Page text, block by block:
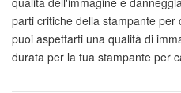
parti critiche della stampante per
puoi aspettarti una qualità di
durata per la tua stampante per